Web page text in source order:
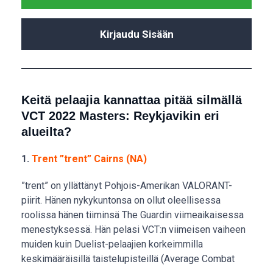
Kirjaudu Sisään
Keitä pelaajia kannattaa pitää silmällä
VCT 2022 Masters: Reykjavikin eri
alueilta?
1. Trent ”trent” Cairns (NA)
”trent” on yllättänyt Pohjois-Amerikan VALORANT-
piirit. Hänen nykykuntonsa on ollut oleellisessa
roolissa hänen tiiminsä The Guardin viimeaikaisessa
menestyksessä. Hän pelasi VCT:n viimeisen vaiheen
muiden kuin Duelist-pelaajien korkeimmilla
keskimääräisillä taistelupisteillä (Average Combat